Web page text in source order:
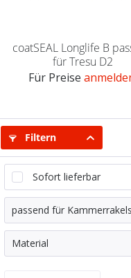
coatSEAL Longlife B
für Tresu D2
Für Preise
Filtern
Sofort lieferbar
Andere Systeme
Harris & Bruno
Material